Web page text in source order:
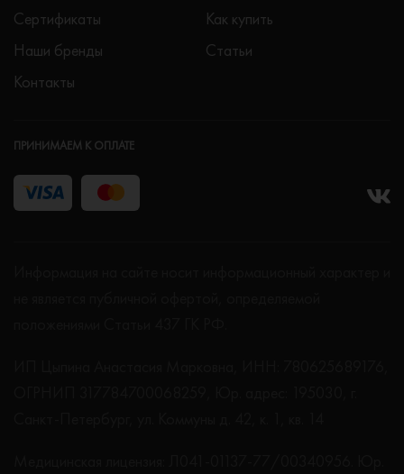
Сертификаты
Наши бренды
Контакты
Как купить
Статьи
ПРИНИМАЕМ К ОПЛАТЕ